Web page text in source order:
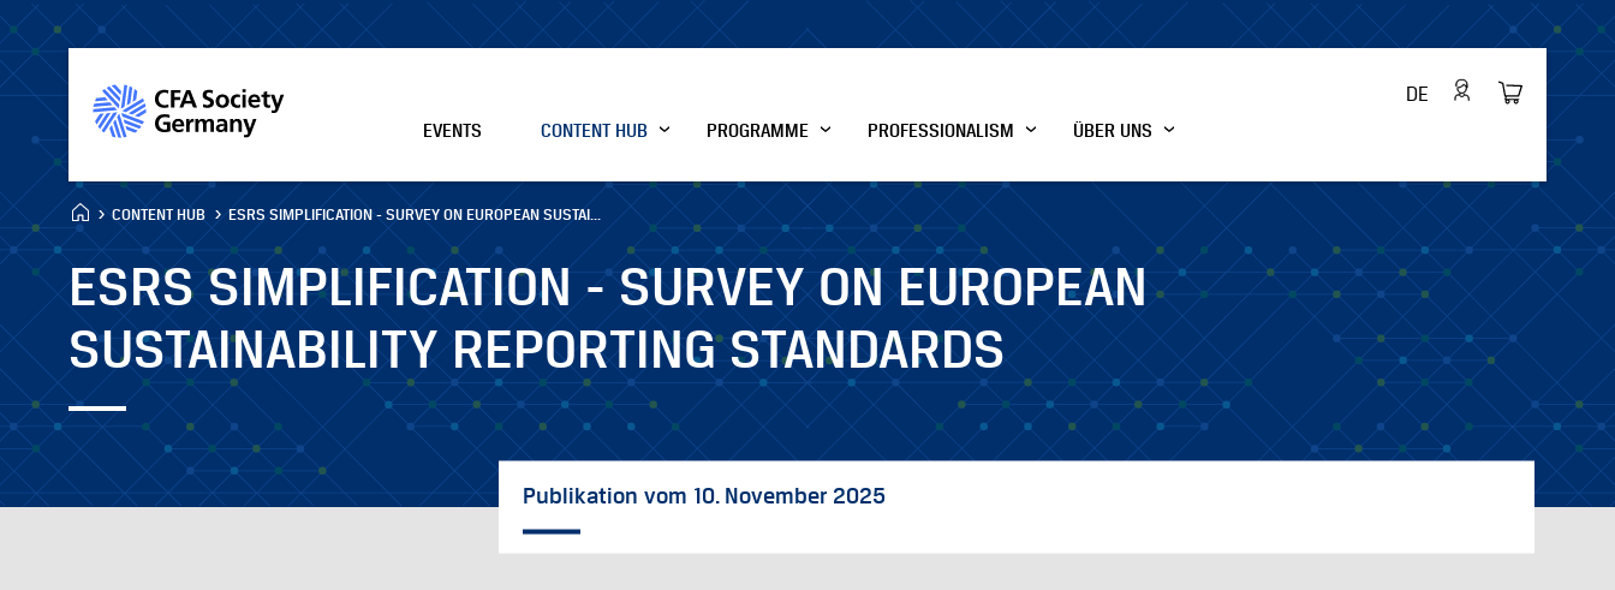
DE
EVENTS CONTENT HUB PROGRAMME PROFESSIONALISM ÜBER UNS
CONTENT HUB ESRS SIMPLIFICATION - SURVEY ON EUROPEAN SUSTAI...
ESRS SIMPLIFICATION - SURVEY ON EUROPEAN
SUSTAINABILITY REPORTING STANDARDS
Publikation vom 10. November 2025